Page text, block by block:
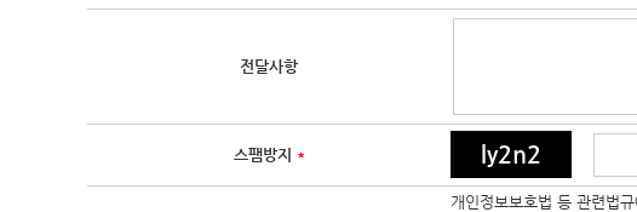
전달사항
스팸방지 * ly2n2
개인정보보호법 등 관련법